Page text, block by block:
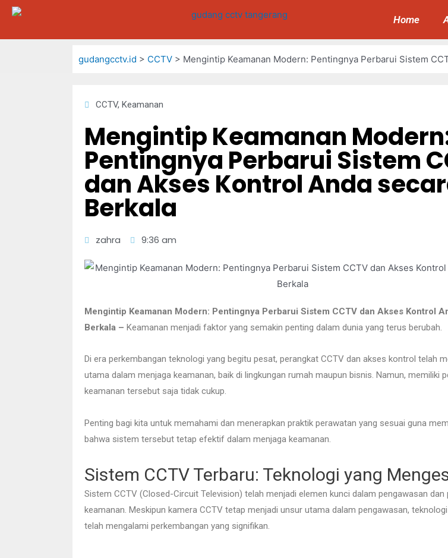
Home
gudangcctv.id > CCTV > Mengintip Keamanan Modern: Pentingnya Perbarui Sistem
CCTV, Keamanan
Mengintip Keamanan
Pentingnya Perbarui Sistem
dan Akses Kontrol Anda
Berkala
zahra 9:36 am
Mengintip Keamanan Modern: Pentingnya Perbarui Sistem CCTV dan Akses Kontrol
Berkala – Keamanan menjadi faktor yang semakin penting dalam dunia yang terus berubah.
Di era perkembangan teknologi yang begitu pesat, perangkat CCTV dan akses kontrol telah
utama dalam menjaga keamanan, baik di lingkungan rumah maupun bisnis. Namun, memiliki
keamanan tersebut saja tidak cukup.
Penting bagi kita untuk memahami dan menerapkan praktik perawatan yang sesuai guna
bahwa sistem tersebut tetap efektif dalam menjaga keamanan.
Sistem CCTV Terbaru: Teknologi yang
Sistem CCTV (Closed-Circuit Television) telah menjadi elemen kunci dalam pengawasan dan
keamanan. Meskipun kamera CCTV tetap menjadi unsur utama dalam pengawasan,
telah mengalami perkembangan yang signifikan.